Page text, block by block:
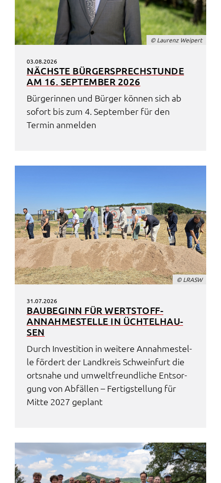
© Laurenz Weipert
03.08.2026
NÄCHS­TE BÜRGER­SPRECH­STUN­DE
AM 16. SEPTEM­BER 2026
Bürge­rin­nen und Bürger können sich ab
sofort bis zum 4. Septem­ber für den
Termin anmel­den
© LRASW
31.07.2026
BAUBE­GINN FÜR WERT­STOFF-
ANNAH­ME­STEL­LE IN ÜCHTEL­HAU­
SEN
Durch Inves­ti­ti­on in weite­re Annah­me­stel­
le fördert der Land­kreis Schwein­furt die
orts­na­he und umwelt­freund­li­che Entsor­
gung von Abfäl­len – Fertig­stel­lung für
Mitte 2027 geplant
_pk_ses
Name:
_pk_ses
Anbieter:
Landratsamt Schweinfurt
Zweck:
Kurzzeitiges Cookie, um vorübergehende Daten des
Besuchs zu speichern.
Cookie Laufzeit: